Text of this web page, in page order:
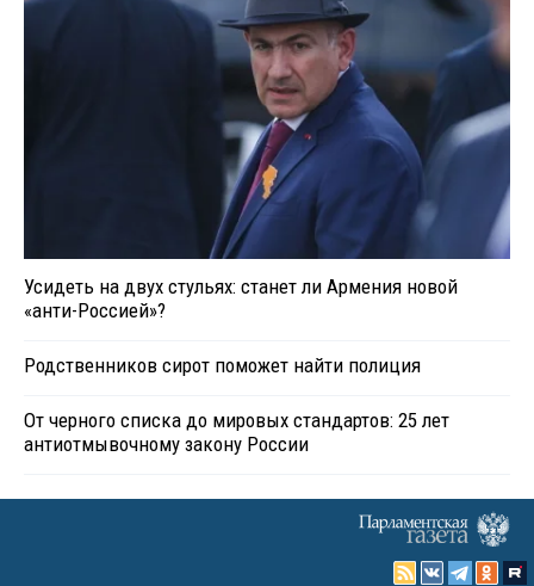
Усидеть на двух стульях: станет ли Армения новой
«анти-Россией»?
Родственников сирот поможет найти полиция
От черного списка до мировых стандартов: 25 лет
антиотмывочному закону России